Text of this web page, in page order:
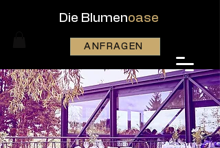
Die Blumenoase
ANFRAGEN